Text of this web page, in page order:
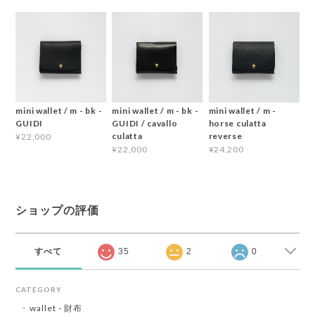
mini wallet / m - bk -
GUIDI
¥22,000
mini wallet / m - bk -
GUIDI / cavallo
culatta
¥22,000
mini wallet / m -
horse culatta
reverse
¥24,200
ショップの評価
すべて 35 2 0
CATEGORY
wallet - 財布